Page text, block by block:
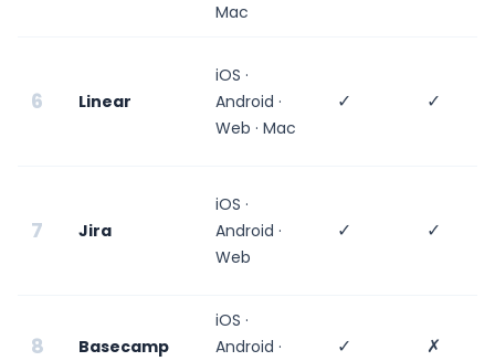
Mac
6 Linear
iOS ·
Android ·
Web · Mac
✓ ✓
7 Jira
iOS ·
Android ·
Web
✓ ✓
8 Basecamp
iOS ·
Android ·
✓ ✗